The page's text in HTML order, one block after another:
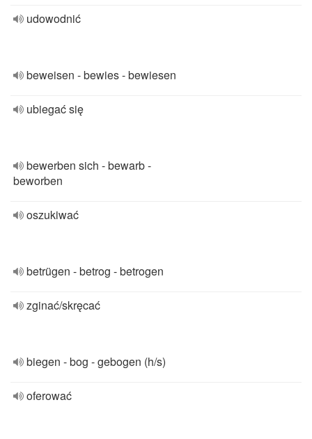
udowodnić
beweisen - bewies - bewiesen
ubiegać się
bewerben sich - bewarb -
beworben
oszukiwać
betrügen - betrog - betrogen
zginać/skręcać
biegen - bog - gebogen (h/s)
oferować